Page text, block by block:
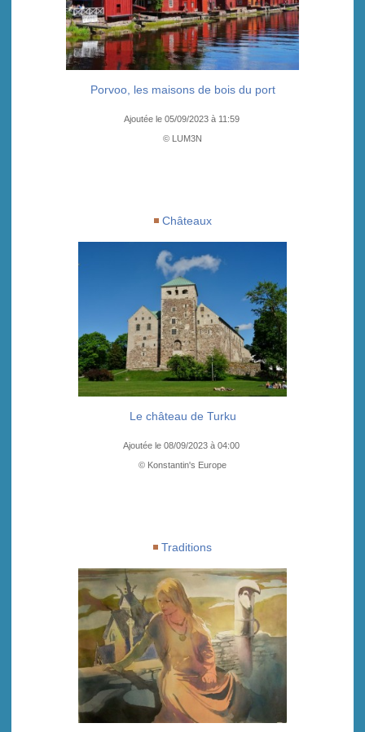
Porvoo, les maisons de bois du port
Ajoutée le 05/09/2023 à 11:59
© LUM3N
Châteaux
Le château de Turku
Ajoutée le 08/09/2023 à 04:00
© Konstantin's Europe
Traditions